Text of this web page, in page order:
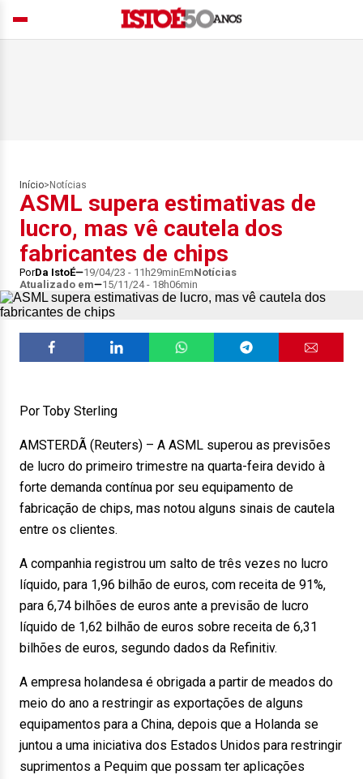
Início> Notícias
ASML supera estimativas de
lucro, mas vê cautela dos
fabricantes de chips
PorDa IstoÉ 19/04/23 - 11h29minEmNotícias
Atualizado em
15/11/24 - 18h06min
Por Toby Sterling
AMSTERDÃ (Reuters) – A ASML superou as previsões
de lucro do primeiro trimestre na quarta-feira devido à
forte demanda contínua por seu equipamento de
fabricação de chips, mas notou alguns sinais de cautela
entre os clientes.
A companhia registrou um salto de três vezes no lucro
líquido, para 1,96 bilhão de euros, com receita de 91%,
para 6,74 bilhões de euros ante a previsão de lucro
líquido de 1,62 bilhão de euros sobre receita de 6,31
bilhões de euros, segundo dados da Refinitiv.
A empresa holandesa é obrigada a partir de meados do
meio do ano a restringir as exportações de alguns
equipamentos para a China, depois que a Holanda se
juntou a uma iniciativa dos Estados Unidos para restringir
suprimentos a Pequim que possam ter aplicações